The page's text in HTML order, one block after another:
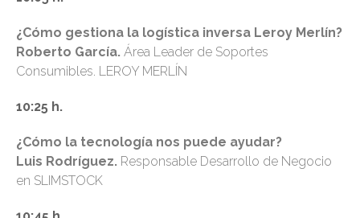
¿Cómo gestiona la logística inversa Leroy Merlín?
Roberto García. Área Leader de Soportes
Consumibles. LEROY MERLÍN
10:25 h.
¿Cómo la tecnología nos puede ayudar?
Luis Rodríguez. Responsable Desarrollo de Negocio
en SLIMSTOCK